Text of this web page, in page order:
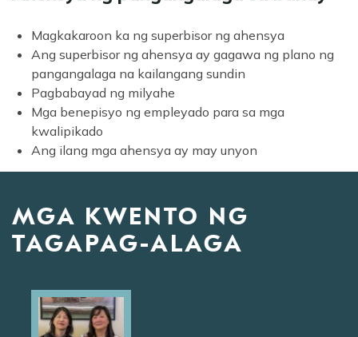
Magkakaroon ka ng superbisor ng ahensya
Ang superbisor ng ahensya ay gagawa ng plano ng
pangangalaga na kailangang sundin
Pagbabayad ng milyahe
Mga benepisyo ng empleyado para sa mga
kwalipikado
Ang ilang mga ahensya ay may unyon
MGA KWENTO NG
TAGAPAG-ALAGA
Image